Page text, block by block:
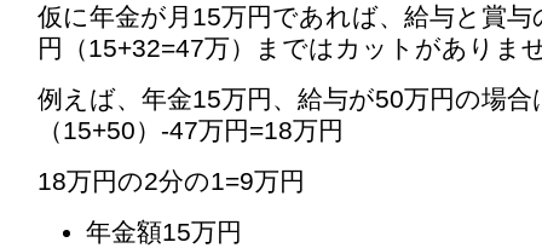
仮に年金が月15万円であれば、給与と賞与
円（15+32=47万）まではカットがありま
例えば、年金15万円、給与が50万円の場合
（15+50）-47万円=18万円
18万円の2分の1=9万円
年金額15万円